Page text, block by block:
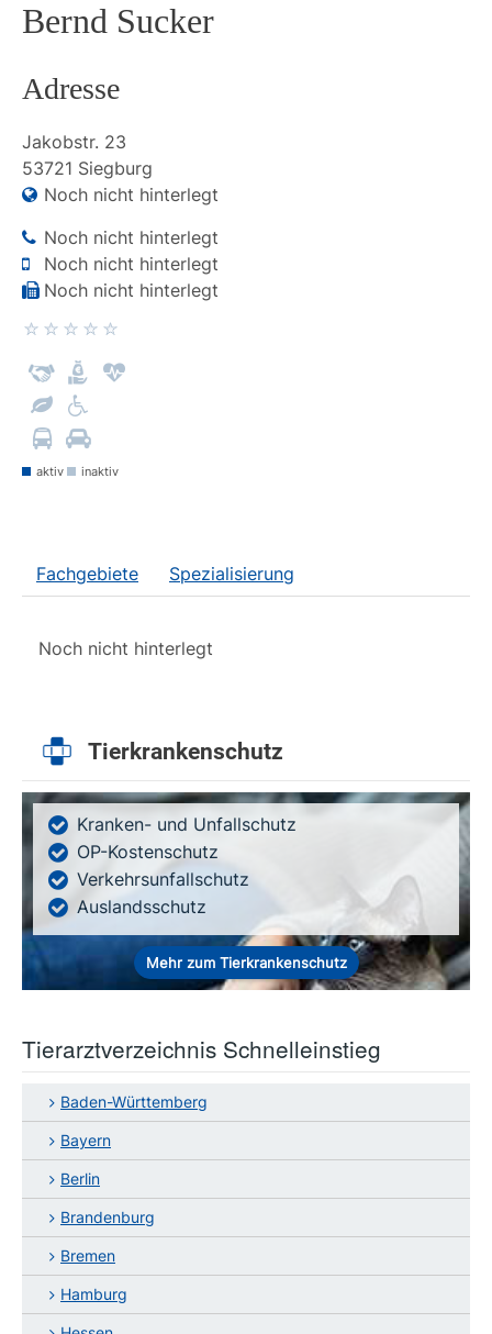
Bernd Sucker
Adresse
Jakobstr. 23
53721 Siegburg
Noch nicht hinterlegt
Noch nicht hinterlegt
Noch nicht hinterlegt
Noch nicht hinterlegt
aktiv inaktiv
Fachgebiete Spezialisierung
Noch nicht hinterlegt
Tierkrankenschutz
Kranken- und Unfallschutz
OP-Kostenschutz
Verkehrsunfallschutz
Auslandsschutz
Mehr zum Tierkrankenschutz
Tierarztverzeichnis Schnelleinstieg
Baden-Württemberg
Bayern
Berlin
Brandenburg
Bremen
Hamburg